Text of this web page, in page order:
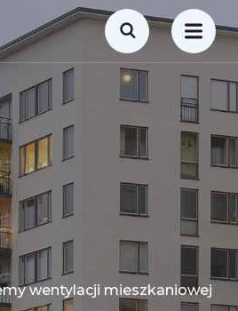
wentylacji mieszkaniowej